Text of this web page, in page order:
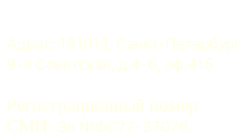
Адрес: 191015, Санкт-Петербург,
9-я Советская, д.4-6, оф.415
Регистрационный номер
СМИ: Эл №ФС77-37070.